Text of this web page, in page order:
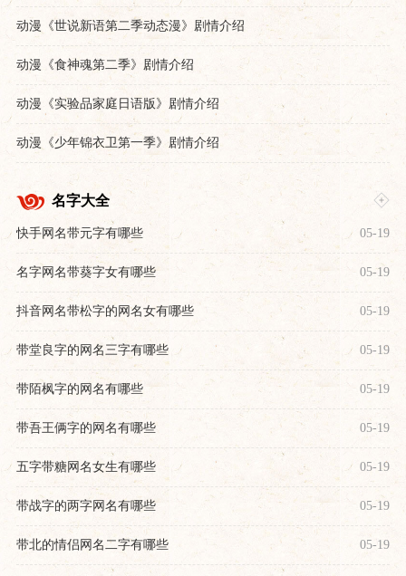
动漫《世说新语第二季动态漫》剧情介绍
动漫《食神魂第二季》剧情介绍
动漫《实验品家庭日语版》剧情介绍
动漫《少年锦衣卫第一季》剧情介绍
名字大全
快手网名带元字有哪些 05-19
名字网名带葵字女有哪些 05-19
抖音网名带松字的网名女有哪些 05-19
带堂良字的网名三字有哪些 05-19
带陌枫字的网名有哪些 05-19
带吾王俩字的网名有哪些 05-19
五字带糖网名女生有哪些 05-19
带战字的两字网名有哪些 05-19
带北的情侣网名二字有哪些 05-19